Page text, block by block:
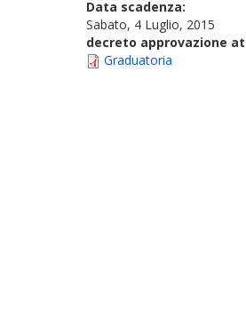
Data scadenza:
Sabato, 4 Luglio, 2015
decreto approvazione
Graduatoria